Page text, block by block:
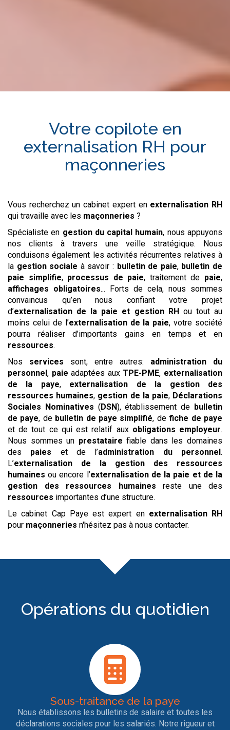
Votre copilote en
externalisation RH pour
maçonneries
Vous recherchez un cabinet expert en externalisation RH
qui travaille avec les maçonneries ?
Spécialiste en gestion du capital humain, nous appuyons
nos clients à travers une veille stratégique. Nous
conduisons également les activités récurrentes relatives à
la gestion sociale à savoir : bulletin de paie, bulletin de
paie simplifie, processus de paie, traitement de paie,
affichages obligatoires... Forts de cela, nous sommes
convaincus qu’en nous confiant votre projet
d’externalisation de la paie et gestion RH ou tout au
moins celui de l’externalisation de la paie, votre société
pourra réaliser d’importants gains en temps et en
ressources.
Nos services sont, entre autres: administration du
personnel , paie adaptées auxTPE-PME, externalisation
de la paye, externalisation de la gestion des
ressources humaines, gestion de la paie, Déclarations
Sociales Nominatives ( DSN), établissement de bulletin
de paye, de bulletin de paye simplifié, defiche de paye
et de tout ce qui est relatif aux obligations employeur.
Nous sommes un prestataire fiable dans les domaines
des paies et de l’administration du personnel.
L’externalisation de la gestion des ressources
humaines ou encore l’externalisation de la paie et de la
gestion des ressources humaines reste une des
ressources importantes d’une structure.
Le cabinet Cap Paye est expert en externalisation RH
pour maçonneries n'hésitez pas à nous contacter.
Opérations du quotidien
Sous-traitance de la paye
Nous établissons les bulletins de salaire et toutes les
déclarations sociales pour les salariés. Notre rigueur et